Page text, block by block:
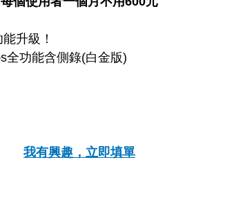
升級！
全功能含側錄(白金版)
我有興趣，立即填單